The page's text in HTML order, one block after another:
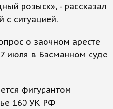
розыск», - рассказал
с ситуацией.
о заочном аресте
июля в Басманном суде
фигурантом
160 УК РФ